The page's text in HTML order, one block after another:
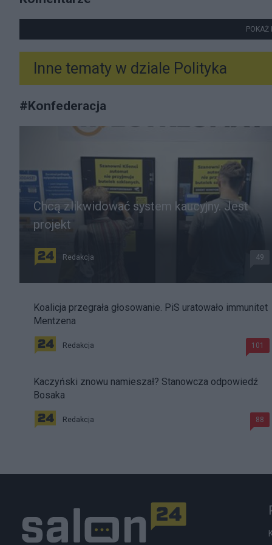
POKAŻ
Inne tematy w dziale Polityka
#Konfederacja
Chcą zlikwidować system kaucyjny. Jest
projekt
Redakcja 49
Koalicja przegrała głosowanie. PiS uratowało immunitet
Mentzena
Redakcja 101
Kaczyński znowu namieszał? Stanowcza odpowiedź
Bosaka
Redakcja 88